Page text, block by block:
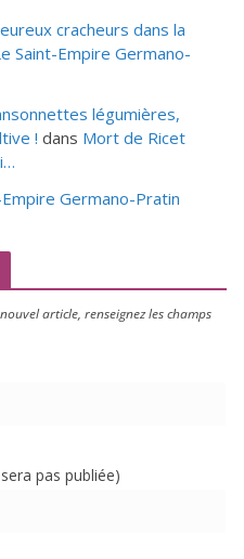
cracheurs dans la
Saint-Empire Germano-
légumières,
! dans Mort de Ricet
Germano-Pratin
article, ren­sei­gnez les champs
pas publiée)